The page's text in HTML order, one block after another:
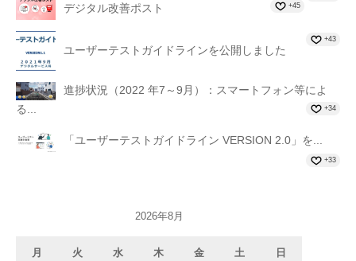
デジタル改善ポスト +45
ユーザーテストガイドラインを公開しました
+43
進捗状況（2022 年7～9月）：スマートフォン等によ
る...
+34
「ユーザーテストガイドライン VERSION 2.0」を...
+33
2026年8月
月 火 水 木 金 土 日